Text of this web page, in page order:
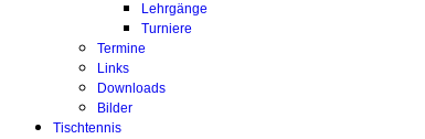
Lehrgänge
Turniere
Termine
Links
Downloads
Bilder
Tischtennis